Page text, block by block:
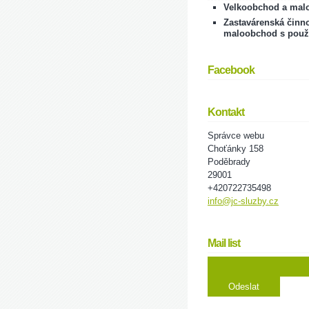
Velkoobchod a
Zastavárenská
maloobchod s
Facebook
Kontakt
Správce webu
Choťánky 158
Poděbrady
29001
+420722735498
info@jc-sluzby.cz
Mail list